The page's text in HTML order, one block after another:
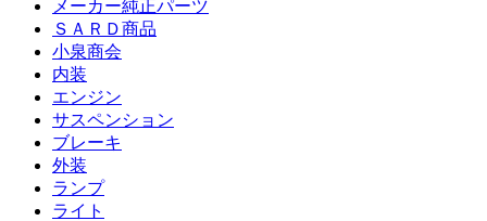
メーカー純正パーツ
ＳＡＲＤ商品
小泉商会
内装
エンジン
サスペンション
ブレーキ
外装
ランプ
ライト